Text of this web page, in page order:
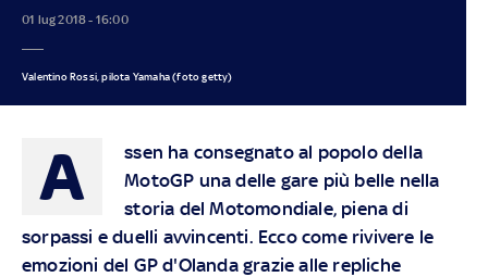
01 lug 2018 - 16:00
Valentino Rossi, pilota Yamaha (foto getty)
A
ssen ha consegnato al popolo della
MotoGP una delle gare più belle nella
storia del Motomondiale, piena di
sorpassi e duelli avvincenti. Ecco come rivivere le
emozioni del GP d'Olanda grazie alle repliche